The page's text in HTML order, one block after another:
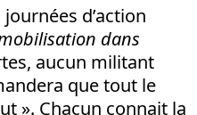
d’action
dans
aucun militant
que tout le
». Chacun connait la